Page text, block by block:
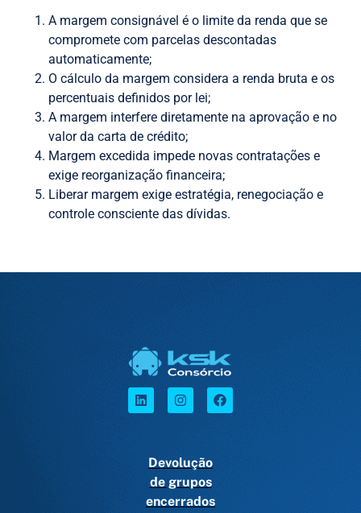
A margem consignável é o limite da renda que se
compromete com parcelas descontadas
automaticamente;
O cálculo da margem considera a renda bruta e os
percentuais definidos por lei;
A margem interfere diretamente na aprovação e no
valor da carta de crédito;
Margem excedida impede novas contratações e
exige reorganização financeira;
Liberar margem exige estratégia, renegociação e
controle consciente das dívidas.
Devolução
de grupos
encerrados